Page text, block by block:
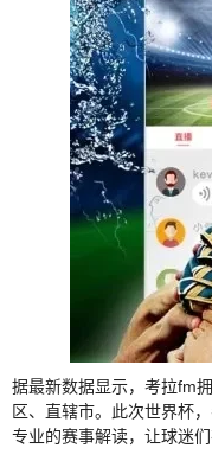
据最新数据显示，考拉fm
区、直辖市。此次世界杯
专业的赛事解读，让球迷